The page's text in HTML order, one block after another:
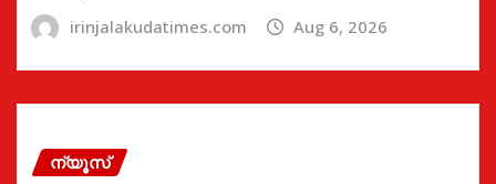
irinjalakudatimes.com Aug 6, 2026
ന്യൂസ്